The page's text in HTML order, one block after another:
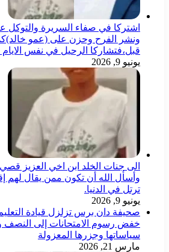
اشتركا في صفاء السريرة والتوكل
ونشر الفرح وحزن على (عمو
قبل،فتشاركا الرحيل في نفس الايام
يونيو 9, 2026
الى جنات الخلد ابن اخي العزيز
وأسأل الله أن تكون ممن يقال لهم
ترتل في الدنيا.
يونيو 9, 2026
صحيفة دان برس تزلزل قيادة
خفض رسوم الامتحانات إلى النصف
سياساتها وجزرها المعزولة
مارس 21, 2026